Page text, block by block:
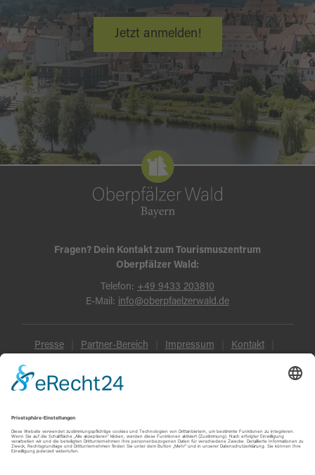
Jetzt anmelden!
Fragen? Dein Kontakt zum Tourismuszentrum
Oberpfälzer Wald:
Telefon: +49 9433 203810
E-Mail: info@oberpfaelzerwald.de
Presse Partner-Bereich Impressum Kontakt
Datenschutz